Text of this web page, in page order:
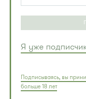
Я уже
Подписываясь, вы
больше 18 лет